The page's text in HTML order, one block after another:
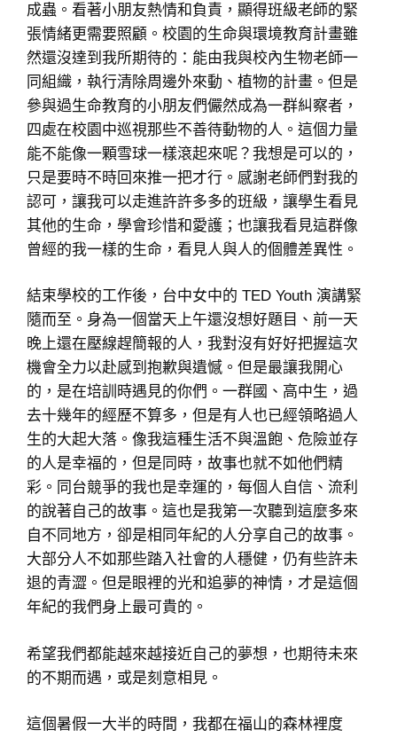
成蟲。看著小朋友熱情和負責，顯得班級老師的緊
張情緒更需要照顧。校園的生命與環境教育計畫雖
然還沒達到我所期待的：能由我與校內生物老師一
同組織，執行清除周邊外來動、植物的計畫。但是
參與過生命教育的小朋友們儼然成為一群糾察者，
四處在校園中巡視那些不善待動物的人。這個力量
能不能像一顆雪球一樣滾起來呢？我想是可以的，
只是要時不時回來推一把才行。感謝老師們對我的
認可，讓我可以走進許許多多的班級，讓學生看見
其他的生命，學會珍惜和愛護；也讓我看見這群像
曾經的我一樣的生命，看見人與人的個體差異性。
結束學校的工作後，台中女中的 TED Youth 演講緊
隨而至。身為一個當天上午還沒想好題目、前一天
晚上還在壓線趕簡報的人，我對沒有好好把握這次
機會全力以赴感到抱歉與遺憾。但是最讓我開心
的，是在培訓時遇見的你們。一群國、高中生，過
去十幾年的經歷不算多，但是有人也已經領略過人
生的大起大落。像我這種生活不與溫飽、危險並存
的人是幸福的，但是同時，故事也就不如他們精
彩。同台競爭的我也是幸運的，每個人自信、流利
的說著自己的故事。這也是我第一次聽到這麼多來
自不同地方，卻是相同年紀的人分享自己的故事。
大部分人不如那些踏入社會的人穩健，仍有些許未
退的青澀。但是眼裡的光和追夢的神情，才是這個
年紀的我們身上最可貴的。
希望我們都能越來越接近自己的夢想，也期待未來
的不期而遇，或是刻意相見。
這個暑假一大半的時間，我都在福山的森林裡度